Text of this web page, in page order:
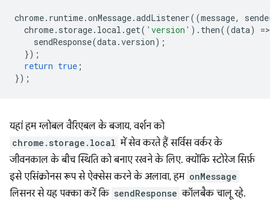
chrome. runtime.onMessage.addListener((message,
chrome. storage. local .get( 'version' ). then((data) =>
sendResponse(data.version);
});
return true ;
});
यहां हम ग्लोबल वैरिएबल के बजाय, वर्शन को
chrome.storage.local में सेव करते हैं सर्विस वर्कर के
जीवनकाल के बीच स्थिति को बनाए रखने के लिए. क्योंकि स्टोरेज सिर्फ़
इसे एसिंक्रोनस रूप से ऐक्सेस करने के अलावा, हम onMessage
लिसनर से यह पक्का करें कि sendResponse कॉलबैक चालू रहे.